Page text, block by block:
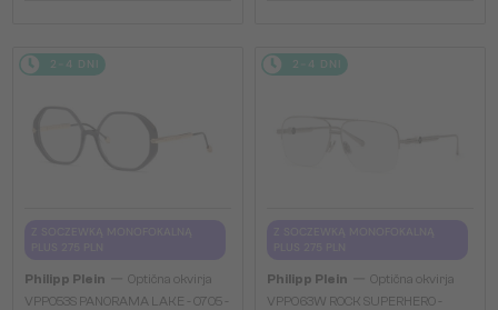
2-4 DNI
Philipp Plein
Optična okvirja
VPP053S PANORAMA LAKE - 0705 -
2-4 DNI
Philipp Plein
Optična okvirja
VPP063W ROCK SUPERHERO -